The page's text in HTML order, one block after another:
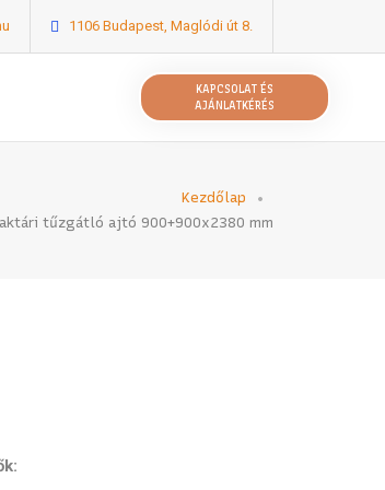
1106 Budapest, Maglódi út 8.
KAPCSOLAT ÉS
AJÁNLATKÉRÉS
Kezdőlap
tűzgátló ajtó 900+900x2380 mm